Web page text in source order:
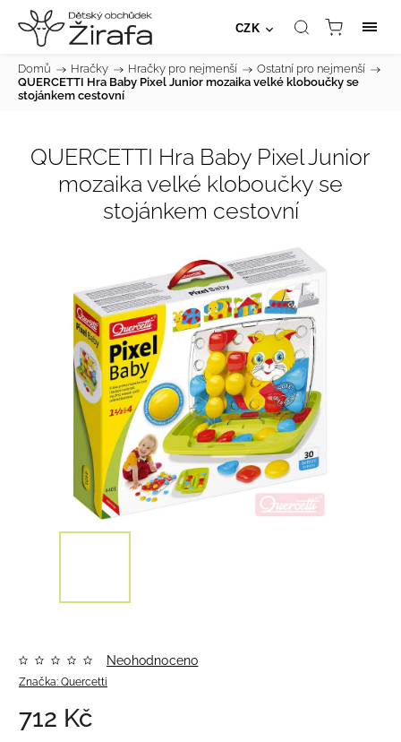
CZK
Domů / Hračky / Hračky pro nejmenší / Ostatní pro nejmenší /
QUERCETTI Hra Baby Pixel Junior mozaika velké kloboučky se
stojánkem cestovní
QUERCETTI Hra Baby Pixel Junior
mozaika velké kloboučky se
stojánkem cestovní
Značka: Quercetti
Neohodnoceno
712 Kč